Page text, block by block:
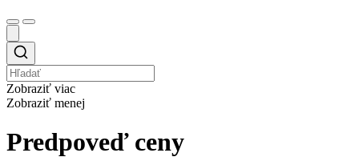
Zobraziť viac
Zobraziť menej
Predpoveď ceny